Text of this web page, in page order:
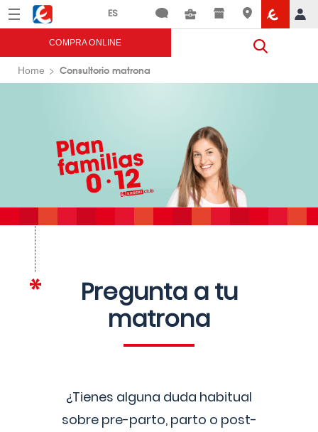
Menú Eroski
COMPRA ONLINE
Home Consultorio matrona
Pregunta a tu
matrona
¿Tienes alguna duda habitual
sobre pre-parto, parto o post-